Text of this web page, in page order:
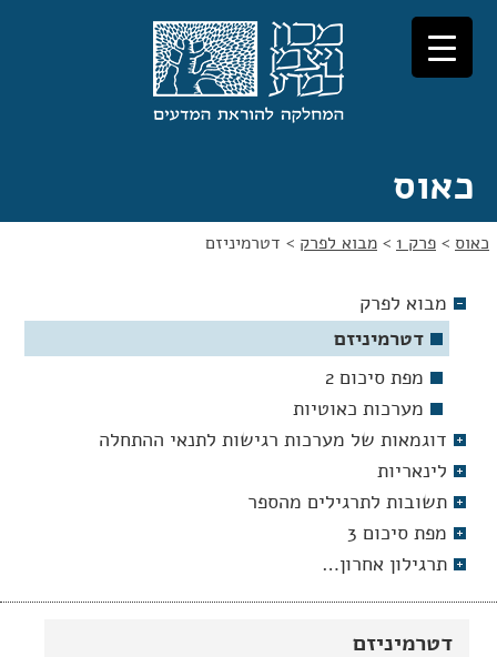
לתוכן
לניווט
כאוס
כאוס > פרק 1 > מבוא לפרק > דטרמיניזם
דטרמיניזם
מבוא לפרק
דטרמיניזם
מפת סיכום 2
מערכות כאוטיות
דוגמאות של מערכות רגישות לתנאי ההתחלה
לינאריות
תשובות לתרגילים מהספר
מפת סיכום 3
תרגילון אחרון…